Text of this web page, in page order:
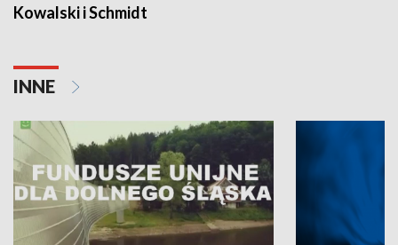
Kowalski i Schmidt
INNE